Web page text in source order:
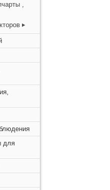
,
для